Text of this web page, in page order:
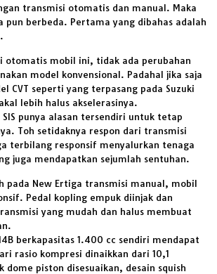
transmisi otomatis dan manual. Maka
pun berbeda. Pertama yang dibahas adalah
otomatis mobil ini, tidak ada perubahan
model konvensional. Padahal jika saja
CVT seperti yang terpasang pada Suzuki
lebih halus akselerasinya.
punya alasan tersendiri untuk tetap
Toh setidaknya respon dari transmisi
terbilang responsif menyalurkan tenaga
juga mendapatkan sejumlah sentuhan.
pada New Ertiga transmisi manual, mobil
Pedal kopling empuk diinjak dan
yang mudah dan halus membuat
berkapasitas 1.400 cc sendiri mendapat
rasio kompresi dinaikkan dari 10,1
dome piston disesuaikan, desain squish